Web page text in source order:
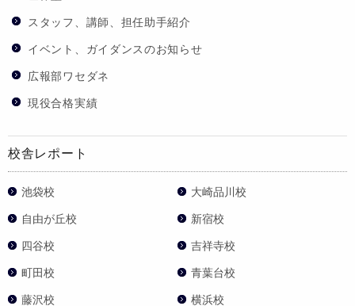
スタッフ、講師、担任助手紹介
イベント、ガイダンスのお知らせ
広報部ワセダネ
現役合格実績
校舎レポート
池袋校 大崎品川校
自由が丘校 新宿校
四谷校 吉祥寺校
町田校 青葉台校
藤沢校 横浜校